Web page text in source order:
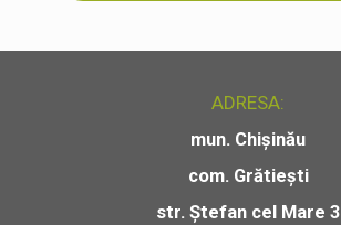
ADRESA:
mun. Chișinău
com. Grătiești
str. Ștefan cel Mare 3